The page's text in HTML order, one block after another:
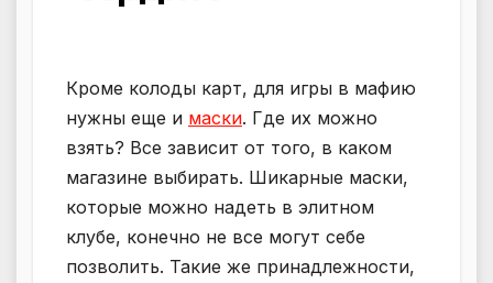
Кроме колоды карт, для игры в мафию
нужны еще и маски. Где их можно
взять? Все зависит от того, в каком
магазине выбирать. Шикарные маски,
которые можно надеть в элитном
клубе, конечно не все могут себе
позволить. Такие же принадлежности,